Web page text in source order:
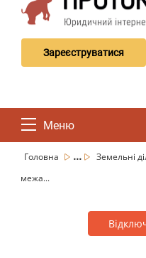
Зареєструватися
Меню
Головна ...
Земельні
межа...